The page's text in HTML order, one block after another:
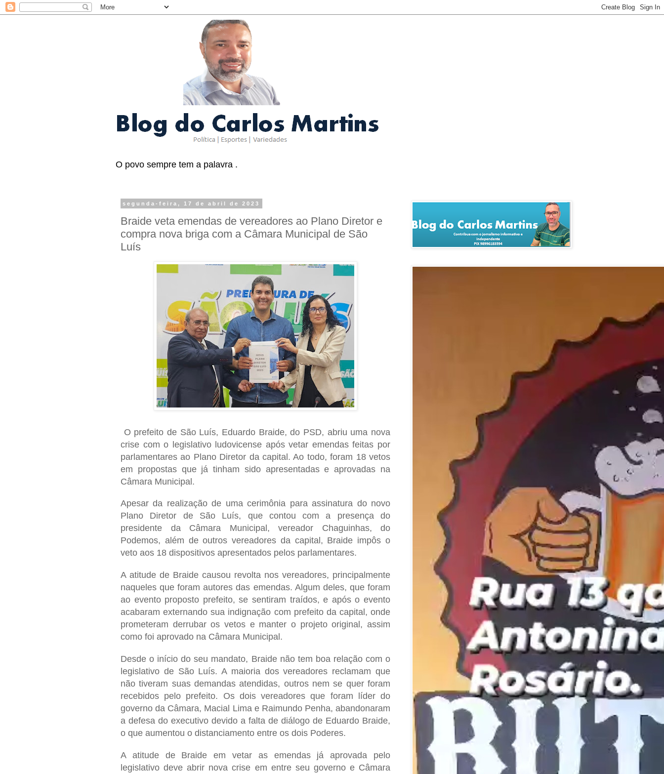
O povo sempre tem a palavra .
segunda-feira, 17 de abril de 2023
Braide veta emendas de vereadores ao Plano Diretor e
compra nova briga com a Câmara Municipal de São
Luís
O prefeito de São Luís, Eduardo Braide, do PSD, abriu uma nova
crise com o legislativo ludovicense após vetar emendas feitas por
parlamentares ao Plano Diretor da capital. Ao todo, foram 18 vetos
em propostas que já tinham sido apresentadas e aprovadas na
Câmara Municipal.
Apesar da realização de uma cerimônia para assinatura do novo
Plano Diretor de São Luís, que contou com a presença do
presidente da Câmara Municipal, vereador Chaguinhas, do
Podemos, além de outros vereadores da capital, Braide impôs o
veto aos 18 dispositivos apresentados pelos parlamentares.
A atitude de Braide causou revolta nos vereadores, principalmente
naqueles que foram autores das emendas. Algum deles, que foram
ao evento proposto prefeito, se sentiram traídos, e após o evento
acabaram externando sua indignação com prefeito da capital, onde
prometeram derrubar os vetos e manter o projeto original, assim
como foi aprovado na Câmara Municipal.
Desde o início do seu mandato, Braide não tem boa relação com o
legislativo de São Luís. A maioria dos vereadores reclamam que
não tiveram suas demandas atendidas, outros nem se quer foram
recebidos pelo prefeito. Os dois vereadores que foram líder do
governo da Câmara, Macial Lima e Raimundo Penha, abandonaram
a defesa do executivo devido a falta de diálogo de Eduardo Braide,
o que aumentou o distanciamento entre os dois Poderes.
A atitude de Braide em vetar as emendas já aprovada pelo
legislativo deve abrir nova crise em entre seu governo e Câmara